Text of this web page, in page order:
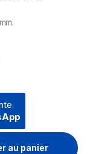
bourgogne pour
au panier